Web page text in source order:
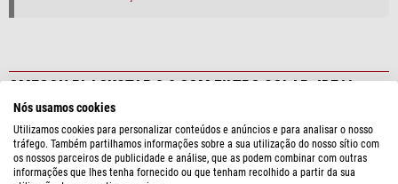
OMEGON BLACKSTAR 2.0 COM FILTRO SOLAR: IDEAL
PARA O ECLIPSE SOLAR
Junho 15 2026,Marcus Schenk
Nós usamos cookies
Utilizamos cookies para personalizar conteúdos e anúncios e para analisar o nosso
tráfego. Também partilhamos informações sobre a sua utilização do nosso sítio com
os nossos parceiros de publicidade e análise, que as podem combinar com outras
informações que lhes tenha fornecido ou que tenham recolhido a partir da sua